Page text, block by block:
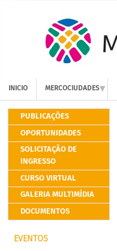
INICIO MERCOCIUDADES
PUBLICAÇÕES
OPORTUNIDADES
SOLICITAÇÃO DE
INGRESSO
CURSO VIRTUAL
GALERIA MULTIMÍDIA
DOCUMENTOS
EVENTOS